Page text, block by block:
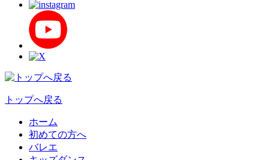
トップへ戻る
ホーム
初めての方へ
バレエ